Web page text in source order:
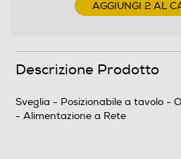
Non waterproof
Sveglia digitale con doppio
AGGIUNGI 2 AL
Descrizione Prodotto
Sveglia - Posizionabile a tavolo -
- Alimentazione a Rete